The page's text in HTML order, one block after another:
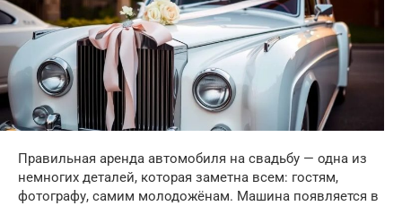
Правильная аренда автомобиля на свадьбу — одна из
немногих деталей, которая заметна всем: гостям,
фотографу, самим молодожёнам. Машина появляется в